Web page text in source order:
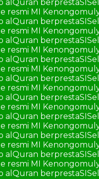
alQuran berprestaSI
resmi MI
alQuran berprestaSI
resmi MI
alQuran berprestaSI
resmi MI
alQuran berprestaSI
resmi MI
alQuran berprestaSI
resmi MI
alQuran berprestaSI
resmi MI
alQuran berprestaSI
resmi MI
alQuran berprestaSI
resmi MI
alQuran berprestaSI
resmi MI
alQuran berprestaSI